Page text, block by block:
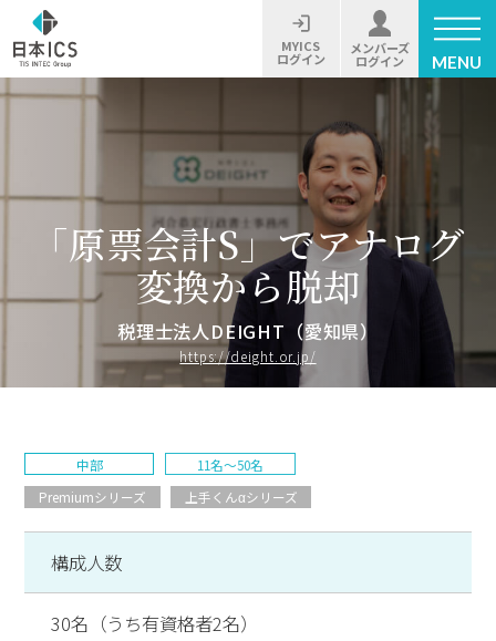
MYICS
ログイン
メンバーズ
ログイン MENU
「原票会計S」でアナログ
変換から脱却
税理士法人DEIGHT（愛知県）
https://deight.or.jp/
中部
11名〜50名
Premiumシリーズ
上手くんαシリーズ
構成人数
30名（うち有資格者2名）